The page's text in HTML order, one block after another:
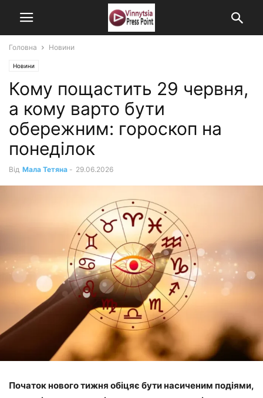
Головна Новини
Новини
Кому пощастить 29 червня,
а кому варто бути
обережним: гороскоп на
понеділок
Від Мала Тетяна - 29.06.2026
Початок нового тижня обіцяє бути насиченим подіями,